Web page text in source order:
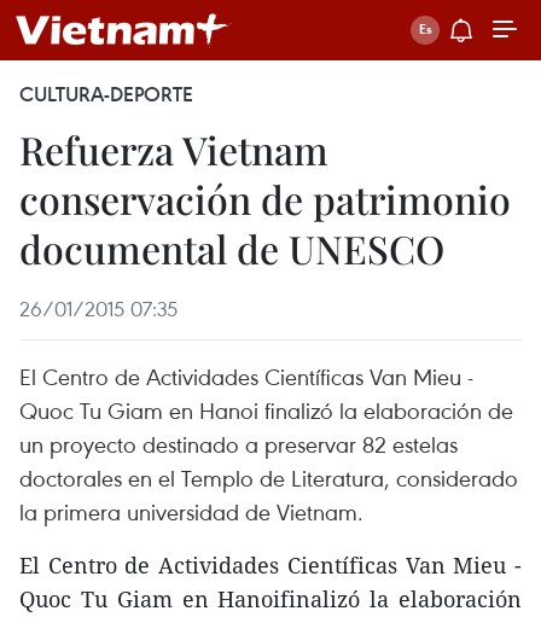
CULTURA-DEPORTE
Refuerza Vietnam
conservación de patrimonio
documental de UNESCO
26/01/2015 07:35
El Centro de Actividades Científicas Van Mieu -
Quoc Tu Giam en Hanoi finalizó la elaboración de
un proyecto destinado a preservar 82 estelas
doctorales en el Templo de Literatura, considerado
la primera universidad de Vietnam.
El Centro de Actividades Científicas Van Mieu -
Quoc Tu Giam en Hanoifinalizó la elaboración